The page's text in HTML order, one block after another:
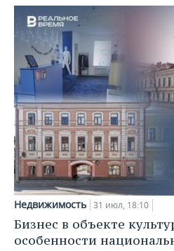
Недвижимость 31 июл, 18:10
Бизнес в объекте
особенности